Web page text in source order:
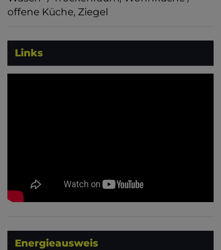
offene Küche Ziegel
Links
Energieausweis